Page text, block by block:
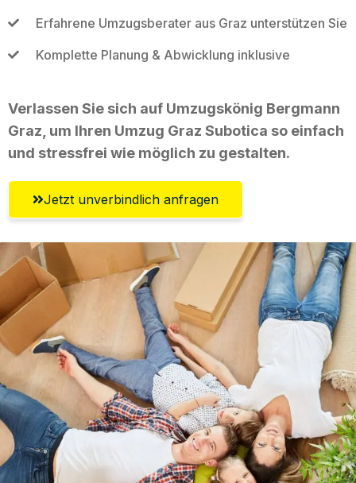
Erfahrene Umzugsberater aus Graz unterstützen Sie
Komplette Planung & Abwicklung inklusive
Verlassen Sie sich auf Umzugskönig Bergmann
Graz, um Ihren Umzug Graz Subotica so einfach
und stressfrei wie möglich zu gestalten.
Jetzt unverbindlich anfragen